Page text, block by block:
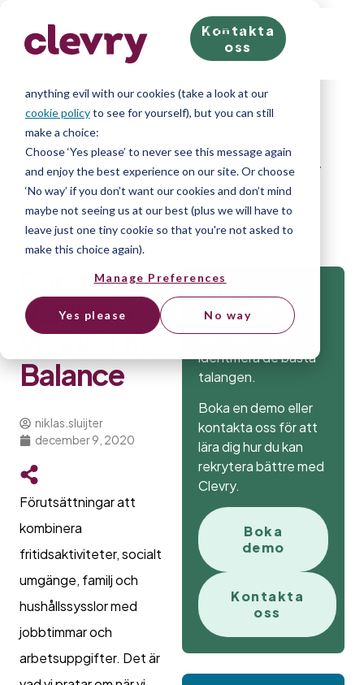
We know right? These cookie pop-ups can really ruin
your visit, so we’ll make this quick. This website does
anything evil with our cookies (take a look at our
cookie policyto see for yourself), but you can still
make a choice:
Choose ‘Yes please’ to never see this message again
and enjoy the best experience on our site. Or choose
‘No way’ if you don’t want our cookies and don’t mind
maybe not seeing us at our best (plus we will have to
leave just one tiny cookie so that you're not asked to
make this choice again).
Manage Preferences
Yes please No way
Kontakta
oss
Home»Blog »Förstå Värdet Av Work-
Life-Balance
Förstå
Värdet Av
Work-Life-
Balance
niklas.sluijter
december 9, 2020
Förutsättningar att
kombinera
fritidsaktiviteter, socialt
umgänge, familj och
hushållssysslor med
jobbtimmar och
arbetsuppgifter. Det är
Alla testverktyg du
behöver för att
identifiera de bästa
talangen.
Boka en demo eller
kontakta oss för att
lära dig hur du kan
rekrytera bättre med
Clevry.
Boka
demo
Kontakta
oss